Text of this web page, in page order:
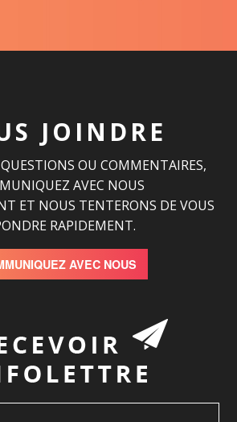
JOINDRE
OU COMMENTAIRES,
AVEC NOUS
ET NOUS TENTERONS DE VOUS
RAPIDEMENT.
AVEC NOUS